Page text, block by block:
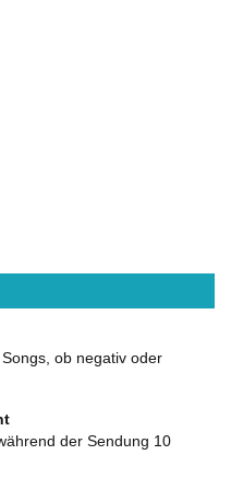
ob negativ oder
der Sendung 10